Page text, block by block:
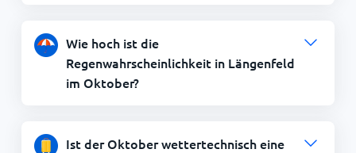
Wie hoch ist die
Regenwahrscheinlichkeit in Längenfeld
im Oktober?
Ist der Oktober wettertechnisch eine